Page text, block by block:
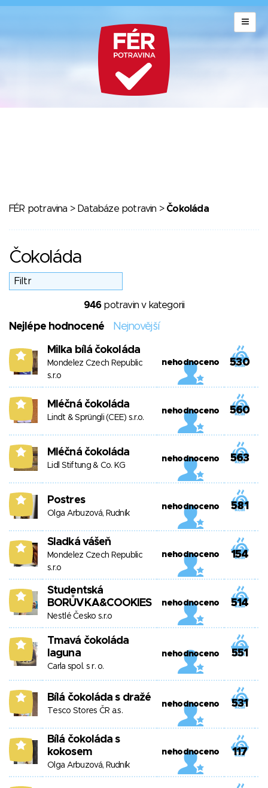
FÉR potravina > Databáze potravin > Čokoláda
Čokoláda
946potravin v kategorii
Nejlépe hodnocené Nejnovější
9 Milka bílá čokoláda
Mondelez Czech Republic
s.r.o
nehodnoceno 530
9 Mléčná čokoláda
Lindt & Sprüngli (CEE) s.r.o.
nehodnoceno 560
9 Mléčná čokoláda
Lidl Stiftung & Co. KG
nehodnoceno 563
9 Postres
Olga Arbuzová, Rudník
nehodnoceno 581
9 Sladká vášeň
Mondelez Czech Republic
s.r.o
nehodnoceno 154
9
Studentská
BORŮVKA&COOKIES
Nestlé Česko s.r.o
nehodnoceno 514
9
Tmavá čokoláda
laguna
Carla spol. s r. o.
nehodnoceno 551
8 Bílá čokoláda s dražé
Tesco Stores ČR a.s.
nehodnoceno 531
8
Bílá čokoláda s
kokosem
Olga Arbuzová, Rudník
nehodnoceno 117